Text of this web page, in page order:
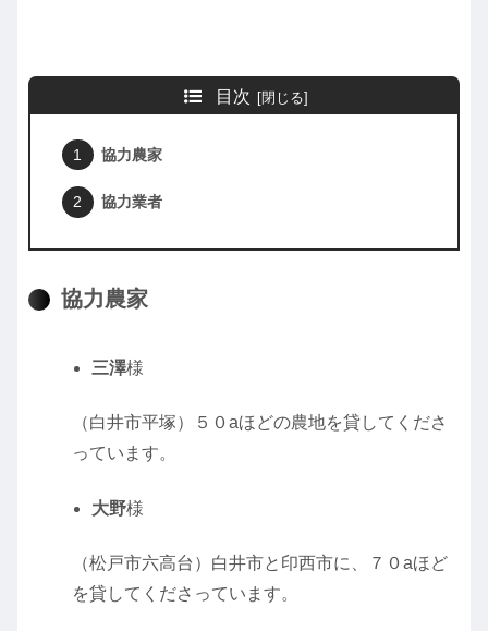
目次
協力農家
協力業者
協力農家
三澤様
（白井市平塚）５０aほどの農地を貸してくださ
っています。
大野様
（松戸市六高台）白井市と印西市に、７０aほど
を貸してくださっています。